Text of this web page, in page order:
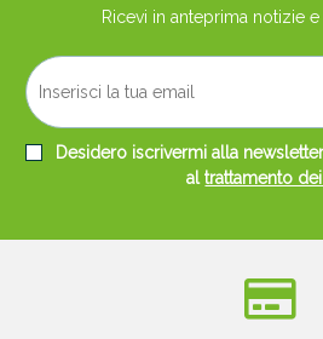
Ricevi in anteprima notizie
Desidero iscrivermi alla
altrattamento